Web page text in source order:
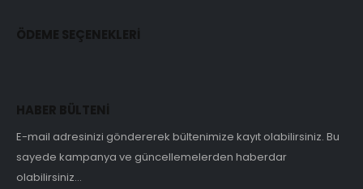
ÖDEME SEÇENEKLERİ
HABER BÜLTENİ
E-mail adresinizi göndererek bültenimize kayıt olabilirsiniz. Bu
sayede kampanya ve güncellemelerden haberdar
olabilirsiniz...